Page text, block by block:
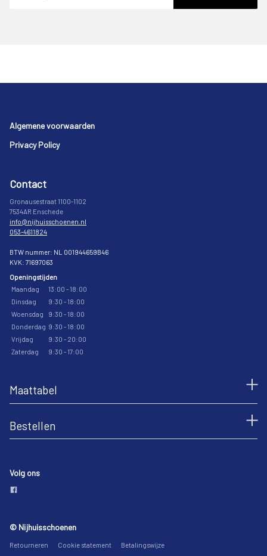
Footer
Algemene voorwaarden
Privacy Policy
Contact
Gronausestraat 1100-1102
7534AR Enschede
info@nijhuisschoenen.nl
053-4611824
BTW nummer: NL 001944659B46
KVK: 71697063
Openingstijden
Maandag
13:00 - 18:00
Dinsdag
9:30 - 18:00
Woensdag
9:30 - 18:00
Donderdag 9:30 - 18:00
Vrijdag
9:30 - 20:00
Zaterdag
9:30 - 17:00
Maattabel
Bestellen
Volg ons
© Nijhuisschoenen
Retourneren Cookie statement Betalingswijze